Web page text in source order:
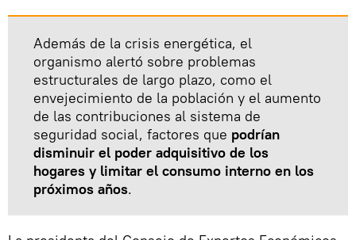
Además de la crisis energética, el
organismo alertó sobre problemas
estructurales de largo plazo, como el
envejecimiento de la población y el aumento
de las contribuciones al sistema de
seguridad social, factores que podrían
disminuir el poder adquisitivo de los
hogares y limitar el consumo interno en los
próximos años.